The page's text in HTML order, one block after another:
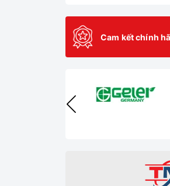
Cam kết chính